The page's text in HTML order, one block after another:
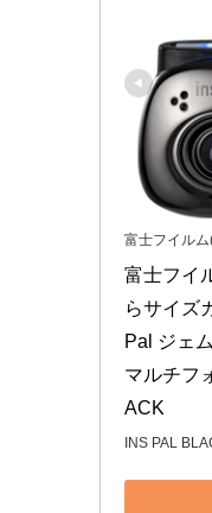
富士フイル
富士フイ
らサイズ
Pal ジェ
マルチフ
ACK
INS PAL